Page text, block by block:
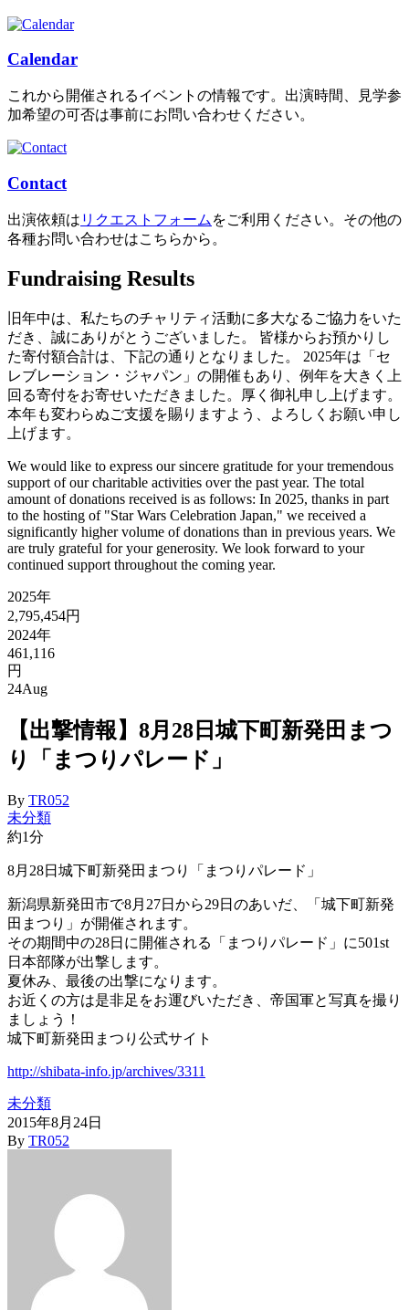
Calendar
これから開催されるイベントの情報です。出演時間、見学参
加希望の可否は事前にお問い合わせください。
Contact
出演依頼は リクエストフォーム をご利用ください。その他の
各種お問い合わせはこちらから。
Fundraising Results
旧年中は、私たちのチャリティ活動に多大なるご協力をいた
だき、誠にありがとうございました。 皆様からお預かりし
た寄付額合計は、下記の通りとなりました。 2025年は「セ
レブレーション・ジャパン」の開催もあり、例年を大きく上
回る寄付をお寄せいただきました。厚く御礼申し上げます。
本年も変わらぬご支援を賜りますよう、よろしくお願い申し
上げます。
We would like to express our sincere gratitude for your tremendous
support of our charitable activities over the past year. The total
amount of donations received is as follows: In 2025, thanks in part
to the hosting of "Star Wars Celebration Japan," we received a
significantly higher volume of donations than in previous years. We
are truly grateful for your generosity. We look forward to your
continued support throughout the coming year.
2025年
2,795,454円
2024年
461,116
円
24Aug
【出撃情報】8月28日城下町新発田まつ
り「まつりパレード」
By TR052
未分類
約1分
8月28日城下町新発田まつり「まつりパレード」
新潟県新発田市で8月27日から29日のあいだ、「城下町新発
田まつり」が開催されます。
その期間中の28日に開催される「まつりパレード」に501st
日本部隊が出撃します。
夏休み、最後の出撃になります。
お近くの方は是非足をお運びいただき、帝国軍と写真を撮り
ましょう！
城下町新発田まつり公式サイト
http://shibata-info.jp/archives/3311
未分類
2015年8月24日
By TR052